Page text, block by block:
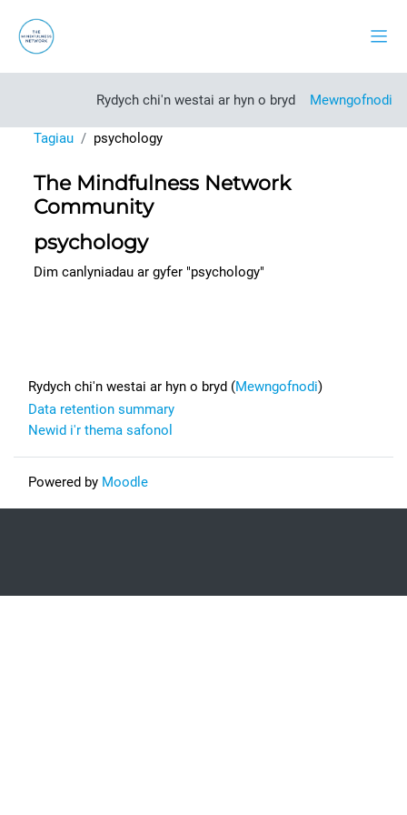
Rydych chi'n westai ar hyn o bryd Mewngofnodi
Tagiau psychology
The Mindfulness Network
Community
psychology
Dim canlyniadau ar gyfer "psychology"
Rydych chi'n westai ar hyn o bryd (Mewngofnodi)
Data retention summary
Newid i'r thema safonol
Powered by Moodle